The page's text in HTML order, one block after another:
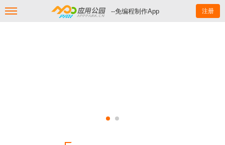
--免编程制作App 注册